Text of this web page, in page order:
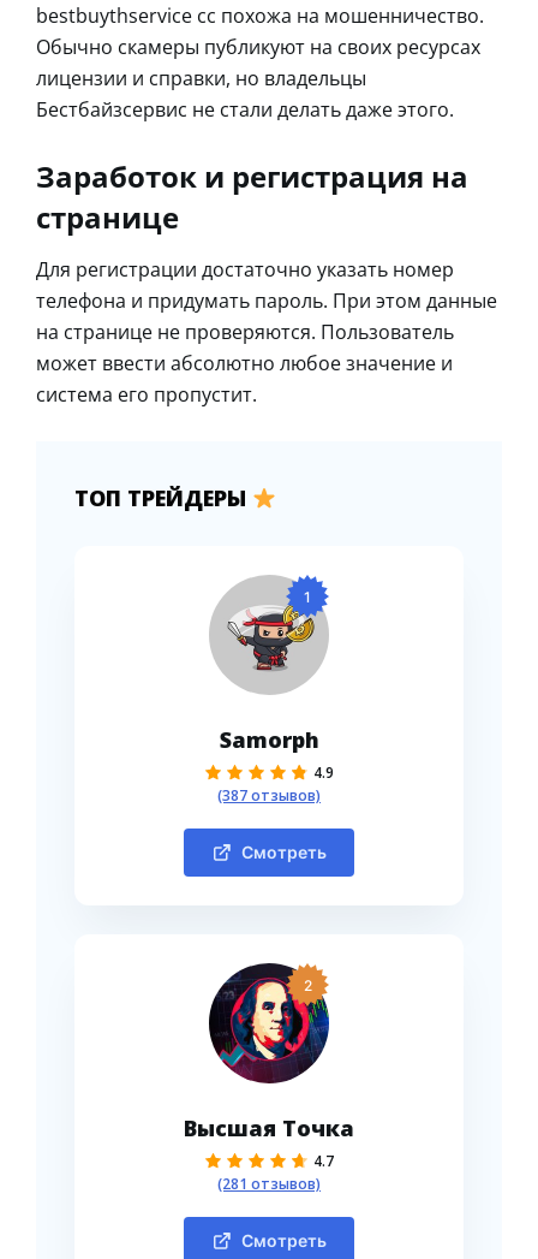
bestbuythservice cc похожа на мошенничество.
Обычно скамеры публикуют на своих ресурсах
лицензии и справки, но владельцы
Бестбайзсервис не стали делать даже этого.
Заработок и регистрация на
странице
Для регистрации достаточно указать номер
телефона и придумать пароль. При этом данные
на странице не проверяются. Пользователь
может ввести абсолютно любое значение и
система его пропустит.
ТОП ТРЕЙДЕРЫ
1
Samorph
4.9
(387 отзывов)
Смотреть
2
Высшая Точка
4.7
(281 отзывов)
Смотреть